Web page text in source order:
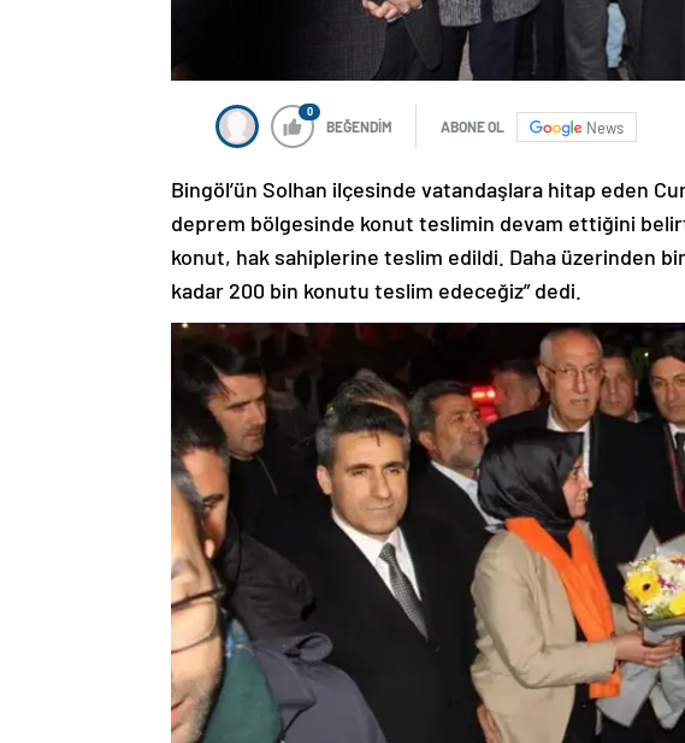
0
BEĞENDİM ABONE OL News
Bingöl’ün Solhan ilçesinde vatandaşlara hitap eden
deprem bölgesinde konut teslimin devam ettiğini
konut, hak sahiplerine teslim edildi. Daha üzerinden
kadar 200 bin konutu teslim edeceğiz” dedi.